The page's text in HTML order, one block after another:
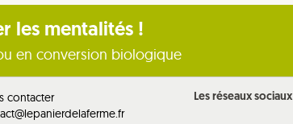
les mentalités !
en conversion biologique
contacter
Les réseaux sociaux